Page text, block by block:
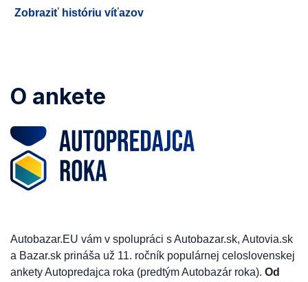
Zobraziť históriu víťazov
O ankete
Autobazar.EU vám v spolupráci s Autobazar.sk, Autovia.sk
a Bazar.sk prináša už 11. ročník populárnej celoslovenskej
ankety Autopredajca roka (predtým Autobazár roka). Od